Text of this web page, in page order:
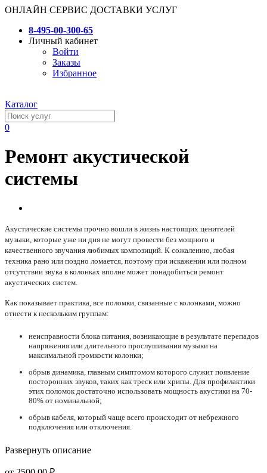
ОНЛАЙН СЕРВИС ДОСТАВКИ УСЛУГ
8-495-00-300-65
Личный кабинет
Войти
Заказы
Избранное
Каталог
0
Ремонт акустической
системы
Акустические системы прочно вошли в жизнь настоящих ценителей
музыки, которые уже ни дня не могут провести без мощного и
качественного звучания любимых композиций. К сожалению, любая
техника рано или поздно ломается, поэтому при искажении или полном
отсутствии звука в колонках вполне может понадобиться ремонт
акустических систем.
Как показывает практика, все поломки, связанные с колонками, можно
отнести к нескольким группам:
неисправности блока питания, возникающие в результате перепадов
напряжения или длительного прослушивания музыки на
максимальной громкости колонки;
обрыв динамика, главным симптомом которого служит появление
посторонних звуков, таких как треск или хрипы. Для профилактики
этих поломок достаточно использовать мощность акустики на 70-
80% от номинальной;
обрыв кабеля, который чаще всего происходит от небрежного
подключения или отключения.
Развернуть описание